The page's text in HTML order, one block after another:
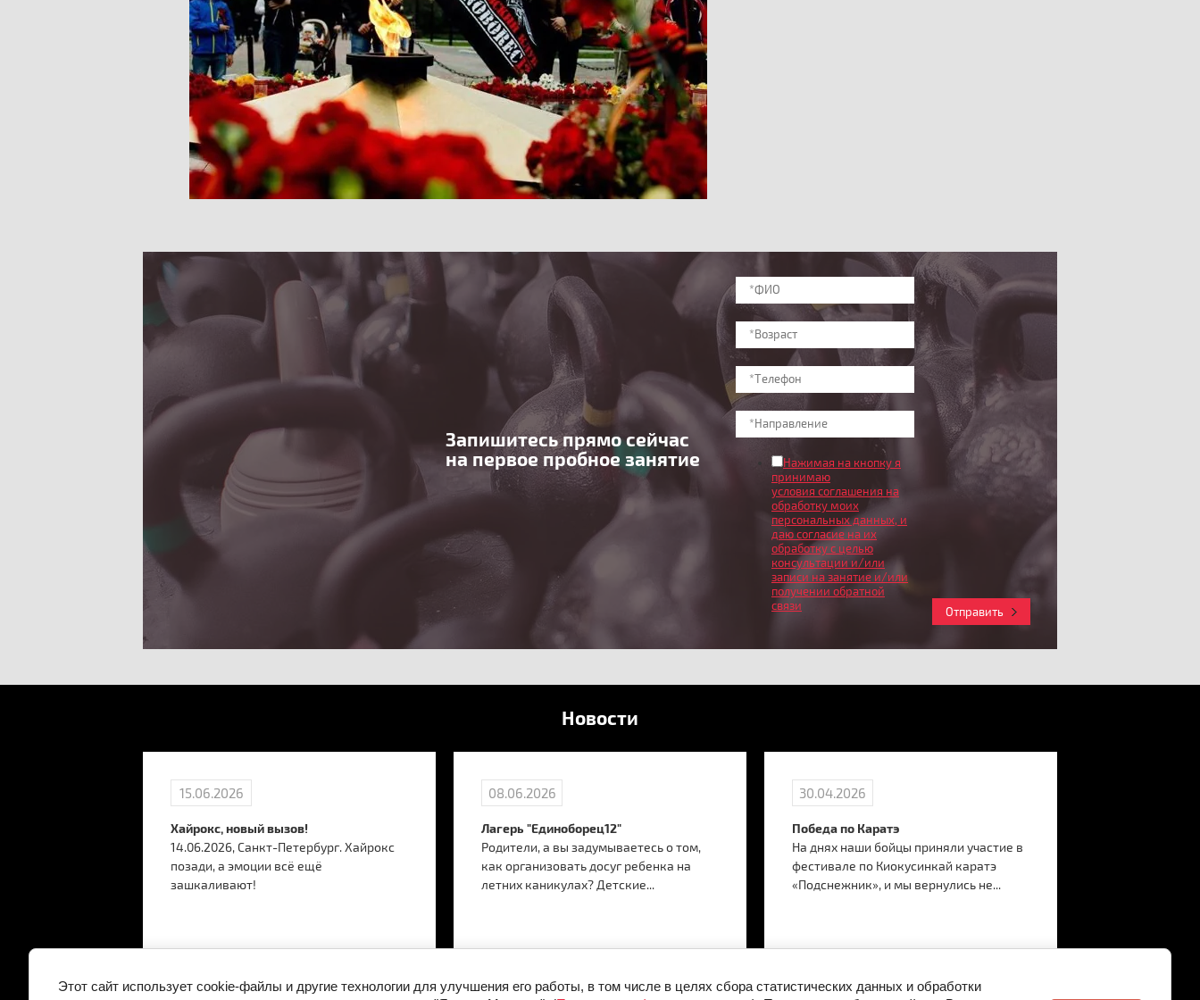
Запишитесь прямо сейчас
на первое пробное занятие
Нажимая на кнопку я
принимаю
условия соглашения на
обработку моих
персональных данных, и
даю согласие на их
обработку с целью
консультации и/или
записи на занятие и/или
получении обратной
связи
Отправить
Новости
15.06.2026
Хайрокс, новый вызов!
14.06.2026, Санкт-Петербург. Хайрокс
позади, а эмоции всё ещё
зашкаливают!
08.06.2026
Лагерь "Единоборец12"
Родители, а вы задумываетесь о том,
как организовать досуг ребенка на
летних каникулах? Детские...
30.04.2026
Победа по Каратэ
На днях наши бойцы приняли участие в
фестивале по Киокусинкай каратэ
«Подснежник», и мы вернулись не...
Этот сайт использует cookie-файлы и другие технологии для улучшения его работы, в том числе в целях сбора статистических данных и обработки